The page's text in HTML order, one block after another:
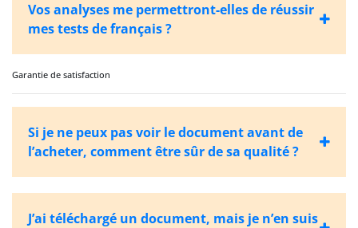
Vos analyses me permettront-elles de réussir
mes tests de français ?
Garantie de satisfaction
Si je ne peux pas voir le document avant de
l’acheter, comment être sûr de sa qualité ?
J’ai téléchargé un document, mais je n’en suis